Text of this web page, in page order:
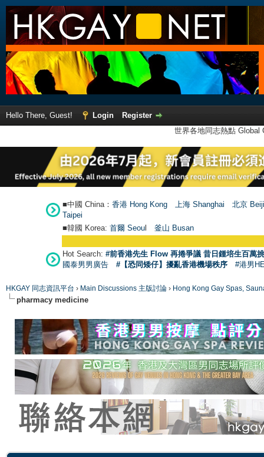
Hello There, Guest! Login
Register
世界各地同志熱點
■中國 China： 香港 Hong Kong 上海 Shanghai
北京
Taipei
■韓國 Korea: 首爾 Seoul 釜山 Busan
Hot Search: #前香港先生 Flow 再捲爭議 昔日鍾培生百萬
國泰男男廣告
#【恐同矮仔】擾亂香港機場秩序 #港男
HKGAY 同志資訊平台 › Main Discussions 主版討論 › Hong Kong Gay Spas,
pharmacy medicine